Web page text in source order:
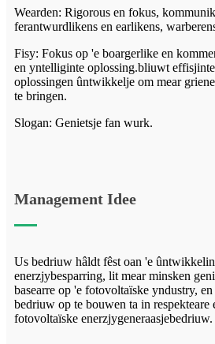
Wearden: Rigorous en fokus,
ferantwurdlikens en earlikens,
Fisy: Fokus op 'e boargerlike en
en yntelliginte oplossing.bliuwt
oplossingen ûntwikkelje om mear
te bringen.
Slogan: Genietsje fan wurk.
Management Idee
Us bedriuw hâldt fêst oan 'e
enerzjybesparring, lit mear minsken
basearre op 'e fotovoltaïske yndustry,
bedriuw op te bouwen ta in respekteare
fotovoltaïske enerzjygeneraasjebedriuw.